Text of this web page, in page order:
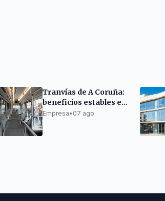
Tranvías de A Coruña:
beneficios estables e
apuesta por la
Empresa• 07 ago